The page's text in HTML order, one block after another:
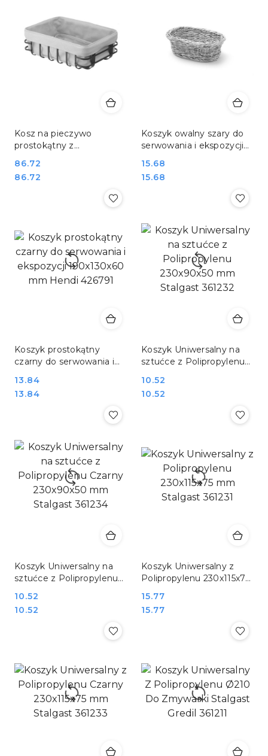
Kosz na pieczywo
prostokątny z
bufetu Hendi 427132
Cena:
86.72
Cena:
86.72
Koszyk owalny szary do
serwowania i ekspozycji
426760
Cena:
15.68
Cena:
15.68
Koszyk prostokątny
czarny do serwowania i
mm Hendi 426791
Cena:
13.84
Cena:
13.84
Koszyk Uniwersalny na
sztućce z Polipropylenu
361232
Cena:
10.52
Cena:
10.52
Koszyk Uniwersalny na
sztućce z Polipropylenu
Stalgast 361234
Cena:
10.52
Cena:
10.52
Koszyk Uniwersalny z
Polipropylenu 230x115x75
Cena:
15.77
Cena:
15.77